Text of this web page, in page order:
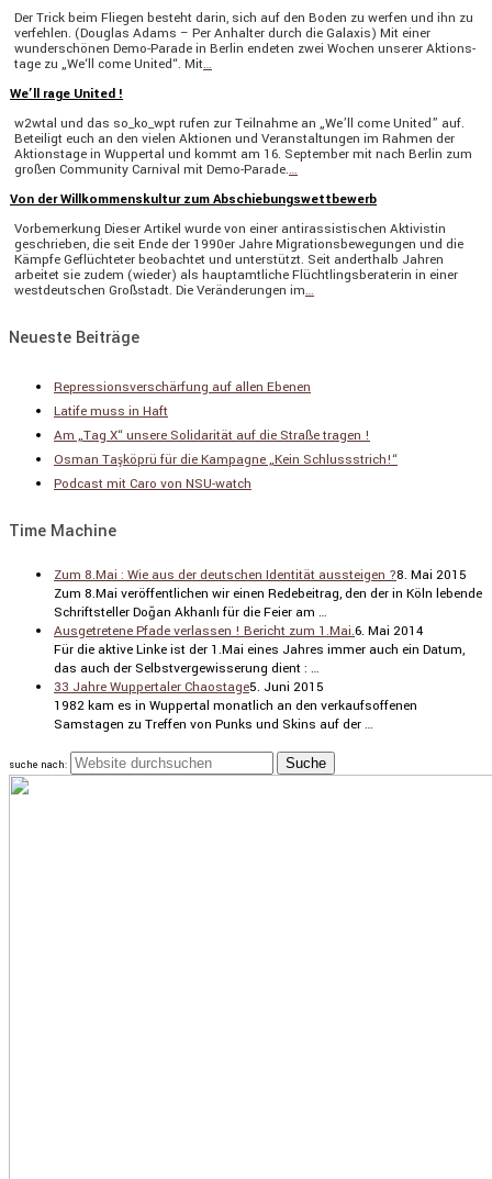
Der Trick beim Fliegen besteht darin, sich auf den Boden zu werfen und ihn zu
verfehlen. (Douglas Adams – Per Anhalter durch die Galaxis) Mit einer
wunder­schönen Demo-Parade in Berlin endeten zwei Wochen unserer Aktions­
tage zu „We‘ll come United“. Mit…
We’ll rage United !
w2wtal und das so_ko_wpt rufen zur Teilnahme an „We’ll come United” auf.
Betei­ligt euch an den vielen Aktionen und Veran­stal­tungen im Rahmen der
Aktions­tage in Wuppertal und kommt am 16. September mit nach Berlin zum
großen Commu­nity Carnival mit Demo-Parade.…
Von der Willkommenskultur zum Abschiebungswettbewerb
Vorbe­mer­kung Dieser Artikel wurde von einer antiras­sis­ti­schen Aktivistin
geschrieben, die seit Ende der 1990er Jahre Migra­ti­ons­be­we­gungen und die
Kämpfe Geflüch­teter beobachtet und unter­stützt. Seit andert­halb Jahren
arbeitet sie zudem (wieder) als haupt­amt­liche Flücht­lings­be­ra­terin in einer
westdeut­schen Großstadt. Die Verän­de­rungen im…
Neueste Beiträge
Repressionsverschärfung auf allen Ebenen
Latife muss in Haft
Am „Tag X“ unsere Solidarität auf die Straße tragen !
Osman Taşköprü für die Kampagne „Kein Schlussstrich!“
Podcast mit Caro von NSU-watch
Time Machine
Zum 8.Mai : Wie aus der deutschen Identität aussteigen ?8. Mai 2015
Zum 8.Mai veröf­fent­li­chen wir einen Redebei­trag, den der in Köln lebende
Schrift­steller Doğan Akhanlı für die Feier am …
Ausgetretene Pfade verlassen ! Bericht zum 1.Mai.6. Mai 2014
Für die aktive Linke ist der 1.Mai eines Jahres immer auch ein Datum,
das auch der Selbst­ver­ge­wis­se­rung dient : …
33 Jahre Wuppertaler Chaostage5. Juni 2015
1982 kam es in Wuppertal monat­lich an den verkaufs­of­fenen
Samstagen zu Treffen von Punks und Skins auf der …
suche nach: